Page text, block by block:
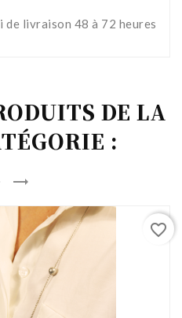
de livraison 48 à 72 heures
DE LA
:

favorite_border